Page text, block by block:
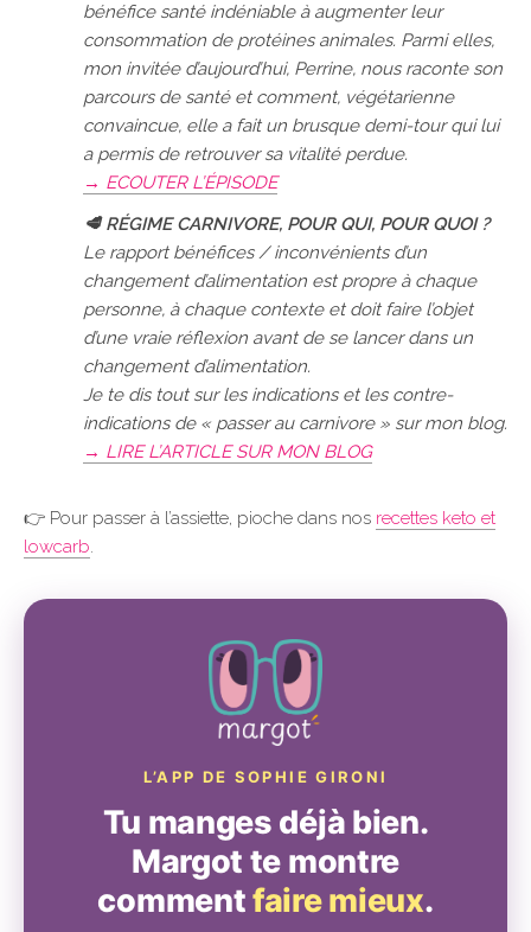
bénéfice santé indéniable à augmenter leur
consommation de protéines animales. Parmi elles,
mon invitée d’aujourd’hui, Perrine, nous raconte son
parcours de santé et comment, végétarienne
convaincue, elle a fait un brusque demi-tour qui lui
a permis de retrouver sa vitalité perdue.
→ ECOUTER L’ÉPISODE
🥩 RÉGIME CARNIVORE, POUR QUI, POUR QUOI ?
Le rapport bénéfices / inconvénients d’un
changement d’alimentation est propre à chaque
personne, à chaque contexte et doit faire l’objet
d’une vraie réflexion avant de se lancer dans un
changement d’alimentation.
Je te dis tout sur les indications et les contre-
indications de « passer au carnivore » sur mon blog.
→ LIRE L’ARTICLE SUR MON BLOG
👉 Pour passer à l’assiette, pioche dans nos recettes keto et
lowcarb.
L’APP DE SOPHIE GIRONI
Tu manges déjà bien.
Margot te montre
commentfaire mieux.